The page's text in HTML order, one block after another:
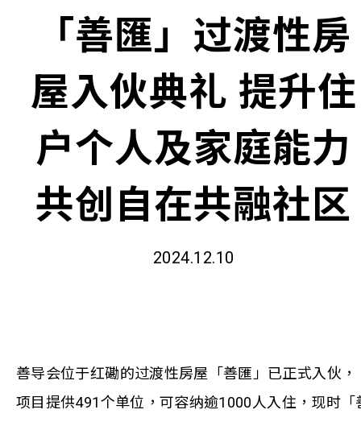
相关报导
联络我们
「善匯」过渡性房
屋入伙典礼 提升住
户个人及家庭能力
共创自在共融社区
2024.12.10
善导会位于红磡的过渡性房屋「善匯」已正式入伙，
项目提供491个单位，可容纳逾1000人入住，现时「